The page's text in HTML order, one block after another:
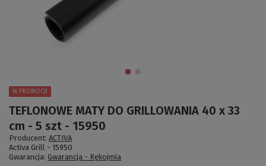
TEFLONOWE MATY DO GRILLOWANIA 40 x 33
cm - 5 szt - 15950
W PROMOCJI
Producent: ACTIVA
Activa Grill - 15950
Gwarancja: Gwarancja - Rękojmia